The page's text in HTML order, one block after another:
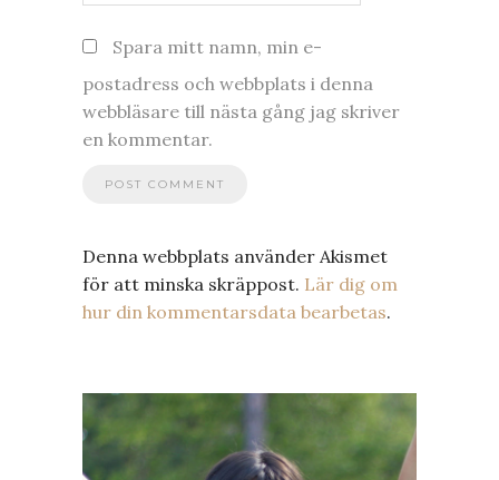
Spara mitt namn, min e-
postadress och webbplats i denna
webbläsare till nästa gång jag skriver
en kommentar.
Denna webbplats använder Akismet
för att minska skräppost. Lär dig om
hur din kommentarsdata bearbetas.